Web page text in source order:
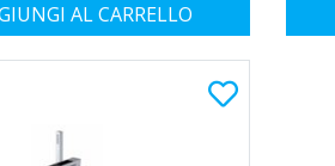
AL CARRELLO